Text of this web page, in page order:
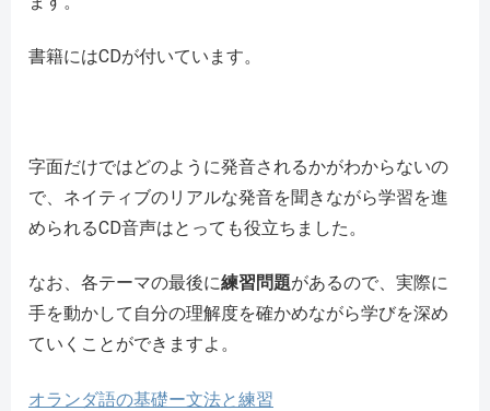
書籍にはCDが付いています。
字面だけではどのように発音されるかがわからないの
で、ネイティブのリアルな発音を聞きながら学習を進
められるCD音声はとっても役立ちました。
なお、各テーマの最後に練習問題があるので、実際に
手を動かして自分の理解度を確かめながら学びを深め
ていくことができますよ。
オランダ語の基礎ー文法と練習